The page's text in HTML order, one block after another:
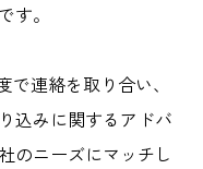
す。
連絡を取り合い、
込みに関するアドバ
のニーズにマッチし